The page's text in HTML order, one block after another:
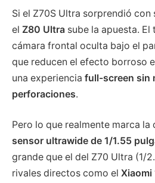
Si el Z70S Ultra sorprendió con
el Z80 Ultra sube la apuesta. El
cámara frontal oculta bajo el
que reducen el efecto borroso
una experiencia full-screen sin
perforaciones.
Pero lo que realmente marca la
sensor ultrawide de 1/1.55
grande que el del Z70 Ultra (1/
rivales directos como el Xiaomi